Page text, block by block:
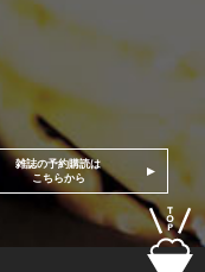
雑誌の予約購読は
こちらから